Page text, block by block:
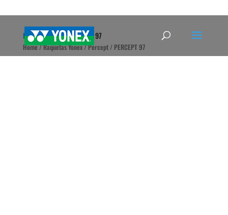
Home»Tienda»PERCEPT 97
Home/Raquetas Yonex/Percept/ PERCEPT 97